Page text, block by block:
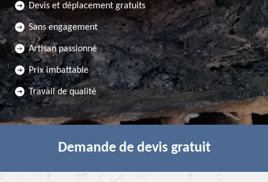
Devis et déplacement gratuits
Sans engagement
Artisan passionné
Prix imbattable
Travail de qualité
Demande de devis gratuit